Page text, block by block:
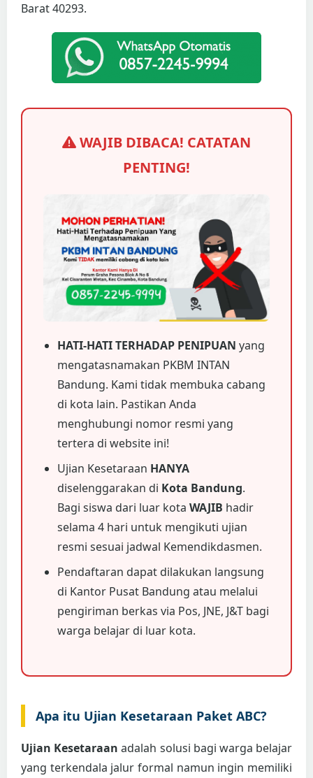
Barat 40293.
WAJIB DIBACA! CATATAN
PENTING!
HATI-HATI TERHADAP PENIPUAN yang
mengatasnamakan PKBM INTAN
Bandung. Kami tidak membuka cabang
di kota lain. Pastikan Anda
menghubungi nomor resmi yang
tertera di website ini!
Ujian Kesetaraan HANYA
diselenggarakan di Kota Bandung.
Bagi siswa dari luar kota WAJIB hadir
selama 4 hari untuk mengikuti ujian
resmi sesuai jadwal Kemendikdasmen.
Pendaftaran dapat dilakukan langsung
di Kantor Pusat Bandung atau melalui
pengiriman berkas via Pos, JNE, J&T bagi
warga belajar di luar kota.
Apa itu Ujian Kesetaraan Paket ABC?
Ujian Kesetaraan adalah solusi bagi warga belajar
yang terkendala jalur formal namun ingin memiliki